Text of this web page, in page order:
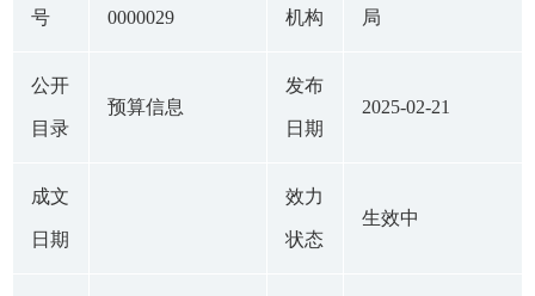
号 0000029 机构 局
公开
目录
预算信息
发布
日期
2025-02-21
成文
日期
效力
状态
生效中